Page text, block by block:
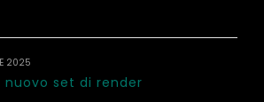
2025
nuovo set di render